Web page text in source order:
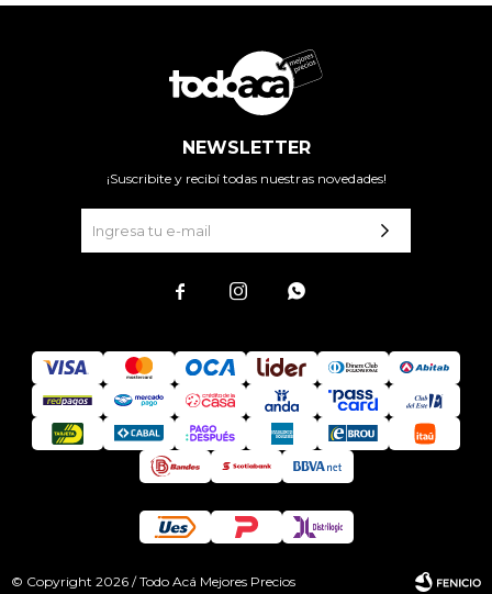
NEWSLETTER
¡Suscribite y recibí todas nuestras novedades!
  
© Copyright 2026 / Todo Acá Mejores Precios